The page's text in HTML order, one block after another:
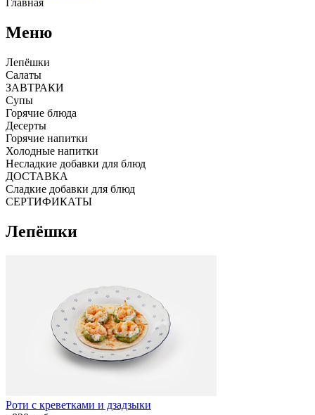
Главная
Меню
Лепёшки
Салаты
ЗАВТРАКИ
Супы
Горячие блюда
Десерты
Горячие напитки
Холодные напитки
Несладкие добавки для блюд
ДОСТАВКА
Сладкие добавки для блюд
СЕРТИФИКАТЫ
Лепёшки
Роти с креветками и дзадзыки